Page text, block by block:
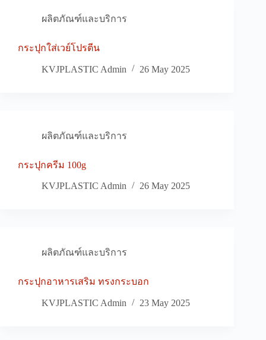
ผลิตภัณฑ์และบริการ
กระปุกใส่เวย์โปรตีน
KVJPLASTIC Admin 26 May 2025
ผลิตภัณฑ์และบริการ
กระปุกครีม 100g
KVJPLASTIC Admin 26 May 2025
ผลิตภัณฑ์และบริการ
กระปุกอาหารเสริม ทรงกระบอก
KVJPLASTIC Admin 23 May 2025